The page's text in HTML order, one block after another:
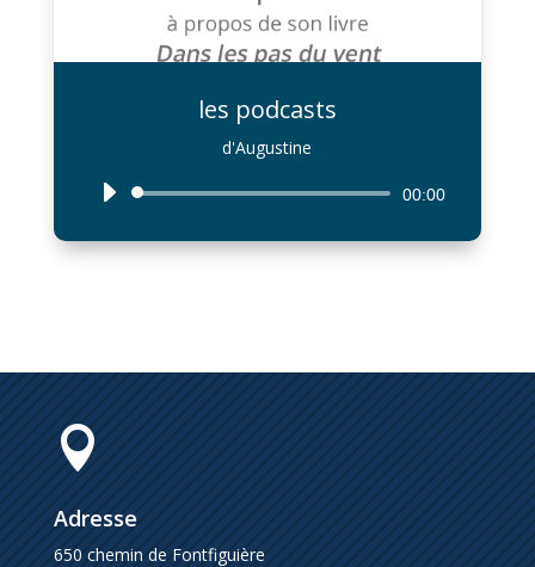
les podcasts
d'Augustine
Lecteur
00:00

Adresse
650 chemin de Fontfiguière